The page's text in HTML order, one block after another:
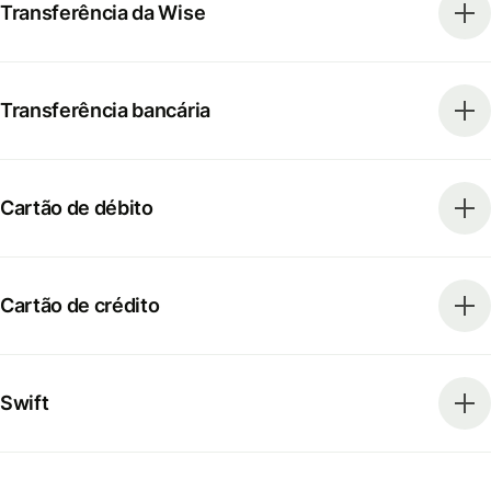
Transferência da Wise
Transferência bancária
Cartão de débito
Cartão de crédito
Swift